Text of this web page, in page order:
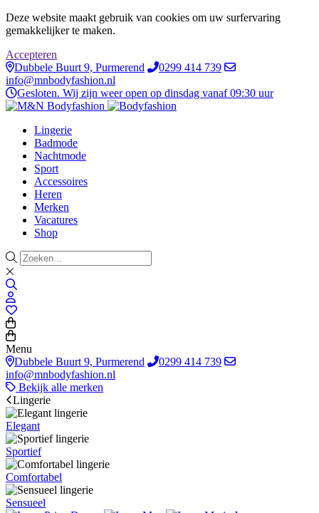
Deze website maakt gebruik van cookies om uw surfervaring
gemakkelijker te maken.
Accepteren
Dubbele Buurt 9, Purmerend
0299 414 739
info@mnbodyfashion.nl
Gesloten. Wij zijn weer open op dinsdag vanaf 09:30 uur
Lingerie
Badmode
Nachtmode
Sport
Accessoires
Heren
Merken
Vacatures
Shop
Menu
Dubbele Buurt 9, Purmerend
0299 414 739
info@mnbodyfashion.nl
Bekijk alle merken
Lingerie
Elegant
Sportief
Comfortabel
Sensueel